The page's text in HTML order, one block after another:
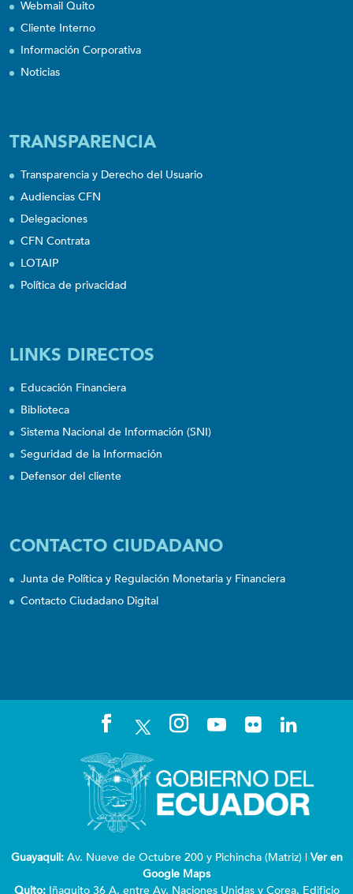
Webmail Quito
Cliente Interno
Información Corporativa
Noticias
TRANSPARENCIA
Transparencia y Derecho del Usuario
Audiencias CFN
Delegaciones
CFN Contrata
LOTAIP
Política de privacidad
LINKS DIRECTOS
Educación Financiera
Biblioteca
Sistema Nacional de Información (SNI)
Seguridad de la Información
Defensor del cliente
CONTACTO CIUDADANO
Junta de Política y Regulación Monetaria y Financiera
Contacto Ciudadano Digital
Guayaquil:Av. Nueve de Octubre 200 y Pichincha (Matriz) | Ver en
Google Maps
Quito: Iñaquito 36 A, entre Av. Naciones Unidas y Corea. Edificio